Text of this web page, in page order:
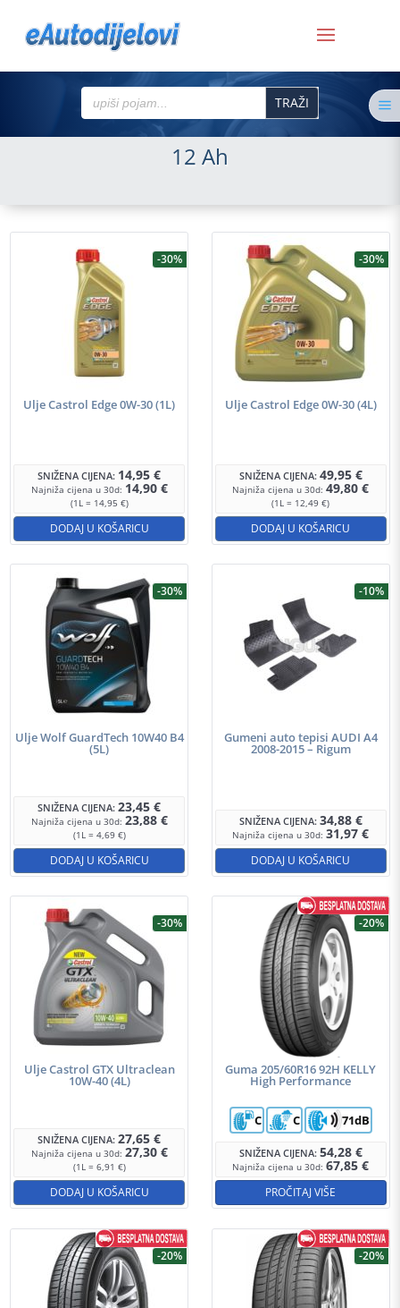
Search
for:
12 Ah
-30%
Ulje Castrol Edge 0W-30 (1L)
SNIŽENA CIJENA: 14,95€
Najniža cijena u 30d: 14,90 €
(1L = 14,95 €)
DODAJ U KOŠARICU
-30%
Ulje Castrol Edge 0W-30 (4L)
SNIŽENA CIJENA: 49,95 €
Najniža cijena u 30d:49,80€
(1L = 12,49 €)
DODAJ U KOŠARICU
-30%
Ulje Wolf GuardTech 10W40 B4
(5L)
SNIŽENA CIJENA:23,45€
Najniža cijena u 30d: 23,88 €
(1L = 4,69 €)
DODAJ U KOŠARICU
-10%
Gumeni auto tepisi AUDI A4
2008-2015 – Rigum
SNIŽENA CIJENA: 34,88 €
Najniža cijena u 30d:31,97€
DODAJ U KOŠARICU
-30%
Ulje Castrol GTX Ultraclean
10W-40 (4L)
SNIŽENA CIJENA:27,65€
Najniža cijena u 30d: 27,30 €
(1L = 6,91 €)
DODAJ U KOŠARICU
-20%
Guma 205/60R16 92H KELLY
High Performance
SNIŽENA CIJENA: 54,28 €
Najniža cijena u 30d:67,85€
C C 71dB
PROČITAJ VIŠE
-20% -20%
a